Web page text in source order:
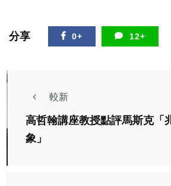
分享 0+ 12+
較新
高哲翰講座教授點評馬斯克「
象」